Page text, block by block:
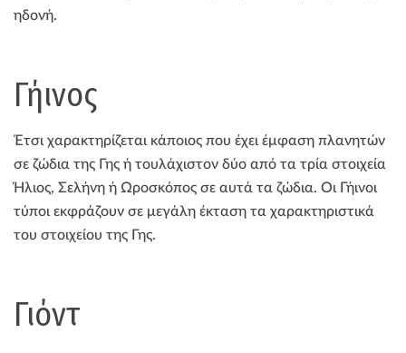
ηδονή.
Γήινος
Έτσι χαρακτηρίζεται κάποιος που έχει έμφαση πλανητών
σε ζώδια της Γης ή τουλάχιστον δύο από τα τρία στοιχεία
Ήλιος, Σελήνη ή Ωροσκόπος σε αυτά τα ζώδια. Οι Γήινοι
τύποι εκφράζουν σε μεγάλη έκταση τα χαρακτηριστικά
του στοιχείου της Γης.
Γιόντ